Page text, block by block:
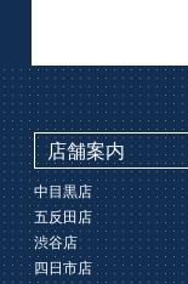
店舗案内
中目黒店
五反田店
渋谷店
四日市店